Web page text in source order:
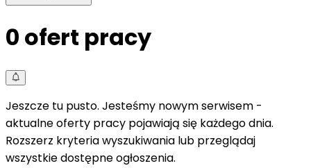
0 ofert pracy
Jeszcze tu pusto. Jesteśmy nowym serwisem -
aktualne oferty pracy pojawiają się każdego dnia.
Rozszerz kryteria wyszukiwania lub przeglądaj
wszystkie dostępne ogłoszenia.